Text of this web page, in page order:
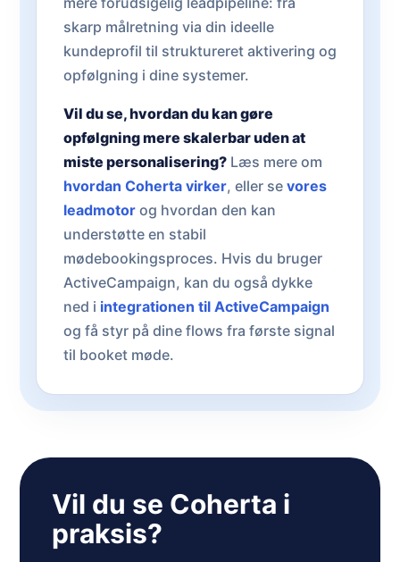
skarp målretning via din ideelle
kundeprofil til struktureret aktivering og
opfølgning i dine systemer.
Vil du se, hvordan du kan gøre
opfølgning mere skalerbar uden at
miste personalisering? Læs mere om
hvordan Coherta virker, eller se vores
leadmotor og hvordan den kan
understøtte en stabil
mødebookingsproces. Hvis du bruger
ActiveCampaign, kan du også dykke
ned i integrationen til ActiveCampaign
og få styr på dine flows fra første signal
til booket møde.
Vil du se Coherta i
praksis?